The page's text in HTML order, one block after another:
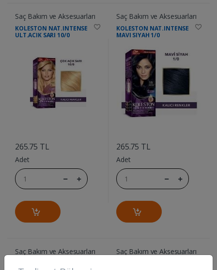
Saç Bakım ve Aksesuarları
KOLESTON NAT.INTENSE
ULT.ACIK SARI 10/0
265.75 TL
Adet
Saç Bakım ve Aksesuarları
KOLESTON NAT.INTENSE
MAVI SIYAH 1/0
265.75 TL
Adet
Saç Bakım ve Aksesuarları Saç Bakım ve Aksesuarları